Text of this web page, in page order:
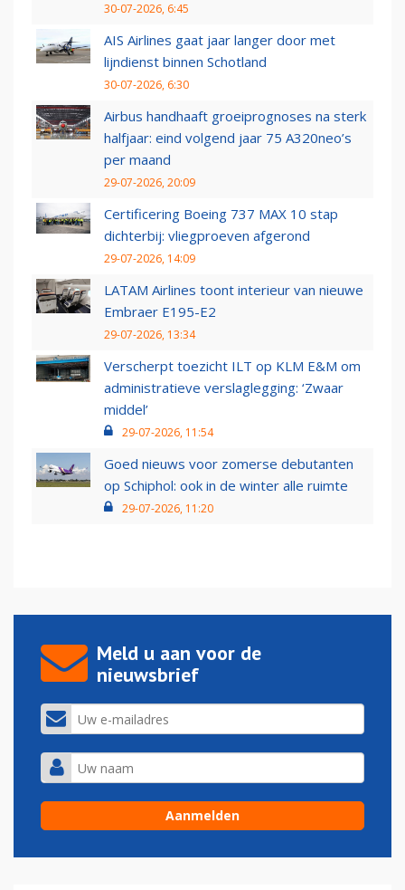
30-07-2026, 6:45
AIS Airlines gaat jaar langer door met
lijndienst binnen Schotland
30-07-2026, 6:30
Airbus handhaaft groeiprognoses na sterk
halfjaar: eind volgend jaar 75 A320neo’s
per maand
29-07-2026, 20:09
Certificering Boeing 737 MAX 10 stap
dichterbij: vliegproeven afgerond
29-07-2026, 14:09
LATAM Airlines toont interieur van nieuwe
Embraer E195-E2
29-07-2026, 13:34
Verscherpt toezicht ILT op KLM E&M om
administratieve verslaglegging: ‘Zwaar
middel’
29-07-2026, 11:54
Goed nieuws voor zomerse debutanten
op Schiphol: ook in de winter alle ruimte
29-07-2026, 11:20
Meld u aan voor de
nieuwsbrief